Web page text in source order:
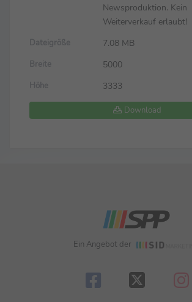
Newsproduktion. Kein
Weiterverkauf erlaubt!
Dateigröße 7.08 MB
Breite 5000
Höhe 3333
Download
Ein Angebot der